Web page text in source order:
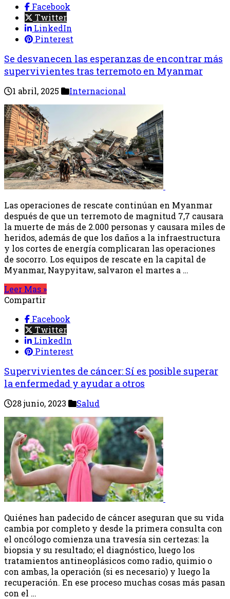
Facebook
Twitter
LinkedIn
Pinterest
Se desvanecen las esperanzas de encontrar más
supervivientes tras terremoto en Myanmar
1 abril, 2025 Internacional
Las operaciones de rescate continúan en Myanmar
después de que un terremoto de magnitud 7,7 causara
la muerte de más de 2.000 personas y causara miles de
heridos, además de que los daños a la infraestructura
y los cortes de energía complicaran las operaciones
de socorro. Los equipos de rescate en la capital de
Myanmar, Naypyitaw, salvaron el martes a …
Leer Mas »
Compartir
Facebook
Twitter
LinkedIn
Pinterest
Supervivientes de cáncer: Sí es posible superar
la enfermedad y ayudar a otros
28 junio, 2023 Salud
Quiénes han padecido de cáncer aseguran que su vida
cambia por completo y desde la primera consulta con
el oncólogo comienza una travesía sin certezas: la
biopsia y su resultado; el diagnóstico, luego los
tratamientos antineoplásicos como radio, quimio o
con ambas, la operación (si es necesario) y luego la
recuperación. En ese proceso muchas cosas más pasan
con el …